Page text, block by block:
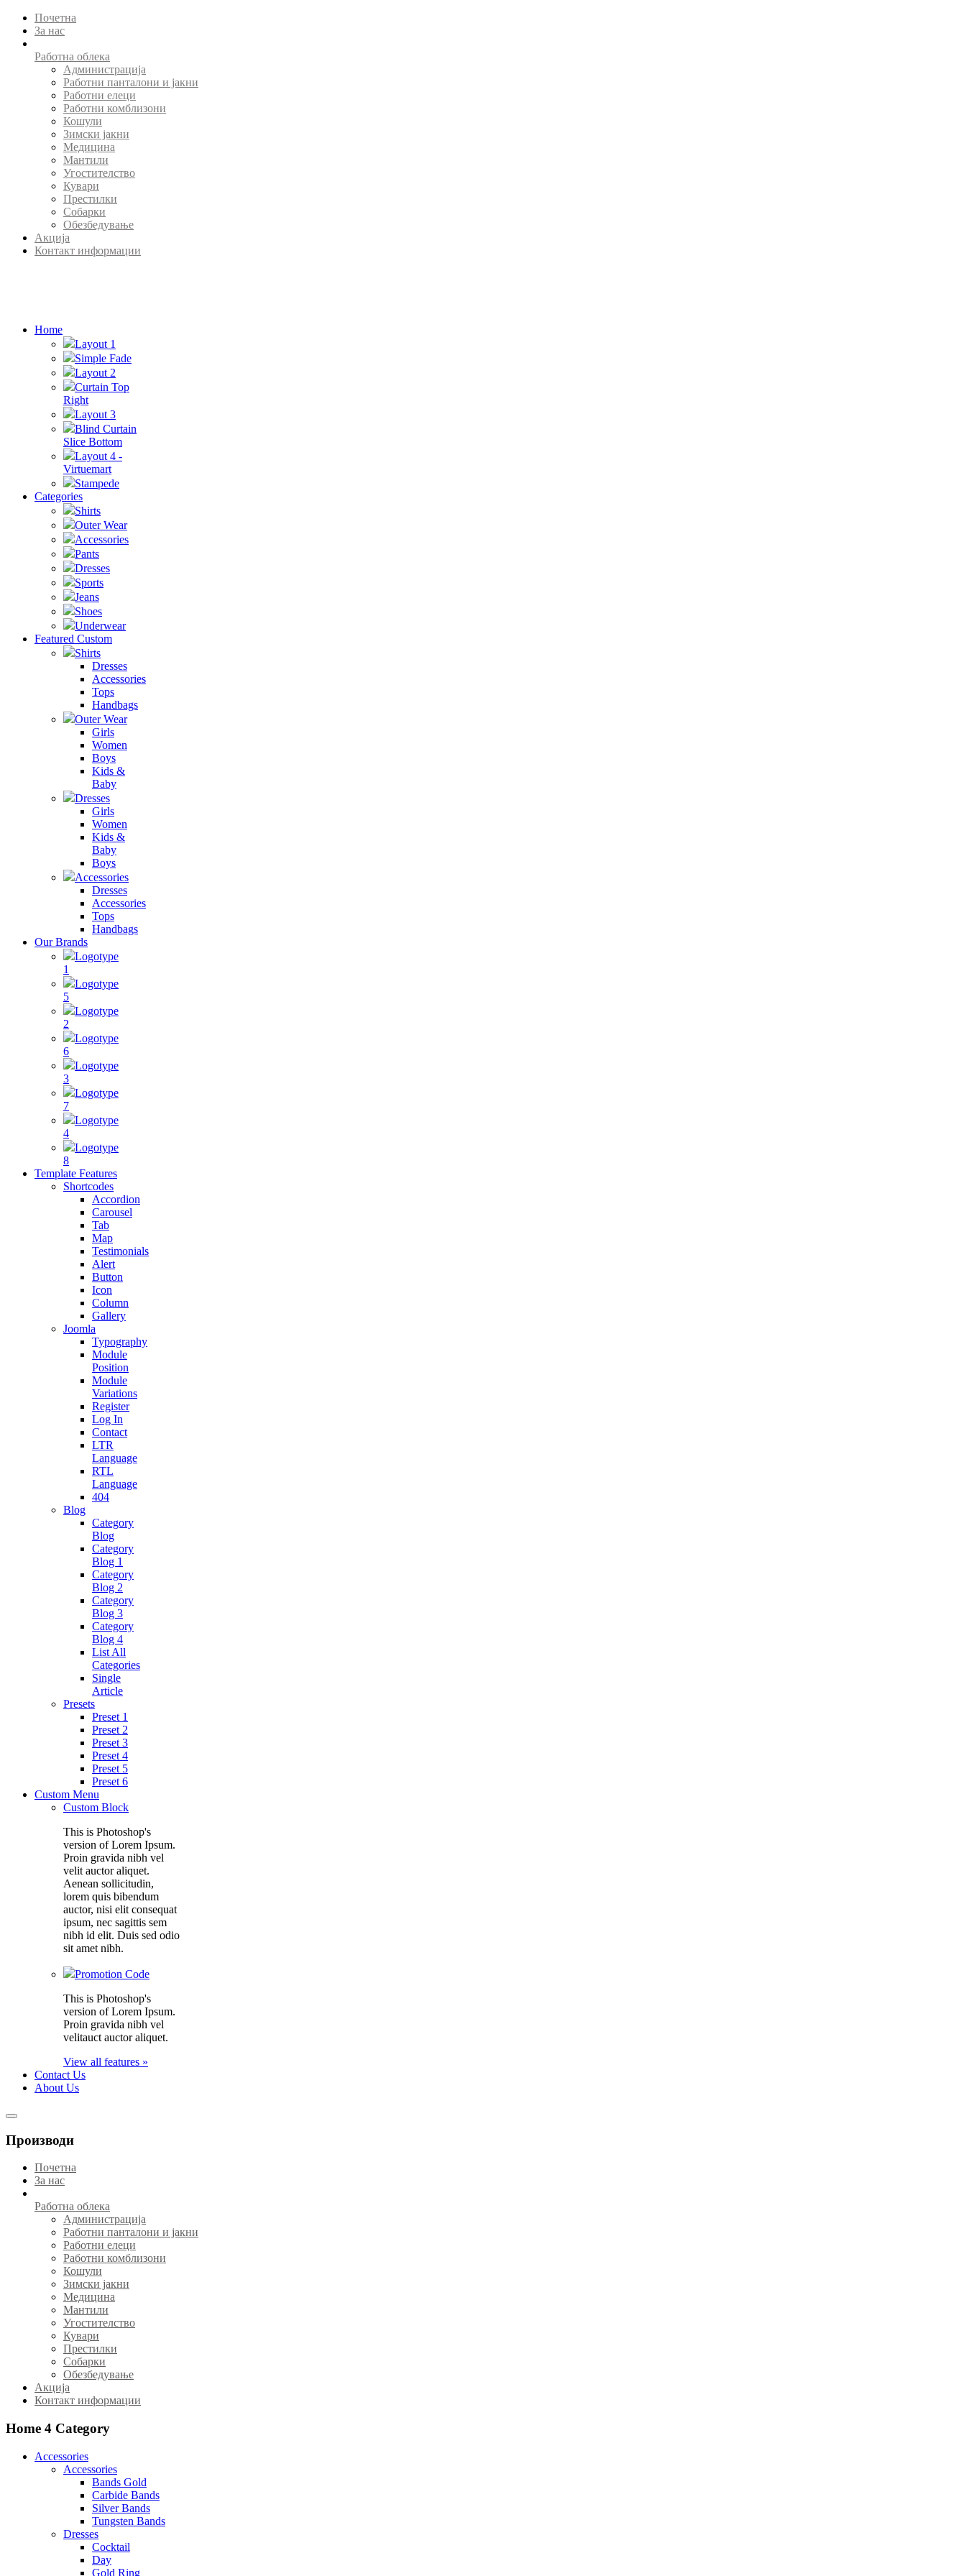
Почетна
За нас
Работна облека
Администрација
Работни панталони и јакни
Работни елеци
Работни комблизони
Кошули
Зимски јакни
Медицина
Мантили
Угостителство
Кувари
Престилки
Собарки
Обезбедување
Акција
Контакт информации
Home
Layout 1
Simple Fade
Layout 2
Curtain Top
Right
Layout 3
Blind Curtain
Slice Bottom
Layout 4 -
Virtuemart
Stampede
Categories
Shirts
Outer Wear
Accessories
Pants
Dresses
Sports
Jeans
Shoes
Underwear
Featured Custom
Shirts
Dresses
Accessories
Tops
Handbags
Outer Wear
Girls
Women
Boys
Kids &
Baby
Dresses
Girls
Women
Kids &
Baby
Boys
Accessories
Dresses
Accessories
Tops
Handbags
Our Brands
Logotype
1
Logotype
5
Logotype
2
Logotype
6
Logotype
3
Logotype
7
Logotype
4
Logotype
8
Template Features
Shortcodes
Accordion
Carousel
Tab
Map
Testimonials
Alert
Button
Icon
Column
Gallery
Joomla
Typography
Module
Position
Module
Variations
Register
Log In
Contact
LTR
Language
RTL
Language
404
Blog
Category
Blog
Category
Blog 1
Category
Blog 2
Category
Blog 3
Category
Blog 4
List All
Categories
Single
Article
Presets
Preset 1
Preset 2
Preset 3
Preset 4
Preset 5
Preset 6
Custom Menu
Custom Block
This is Photoshop's
version of Lorem Ipsum.
Proin gravida nibh vel
velit auctor aliquet.
Aenean sollicitudin,
lorem quis bibendum
auctor, nisi elit consequat
ipsum, nec sagittis sem
nibh id elit. Duis sed odio
sit amet nibh.
Promotion Code
This is Photoshop's
version of Lorem Ipsum.
Proin gravida nibh vel
velitauct auctor aliquet.
View all features »
Contact Us
About Us
Производи
Почетна
За нас
Работна облека
Администрација
Работни панталони и јакни
Работни елеци
Работни комблизони
Кошули
Зимски јакни
Медицина
Мантили
Угостителство
Кувари
Престилки
Собарки
Обезбедување
Акција
Контакт информации
Home 4 Category
Accessories
Accessories
Bands Gold
Carbide Bands
Silver Bands
Tungsten Bands
Dresses
Cocktail
Day
Gold Ring